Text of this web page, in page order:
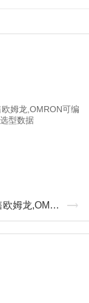
CP1W-40EDR销售欧姆龙,OMRON可编程控制器选型数据